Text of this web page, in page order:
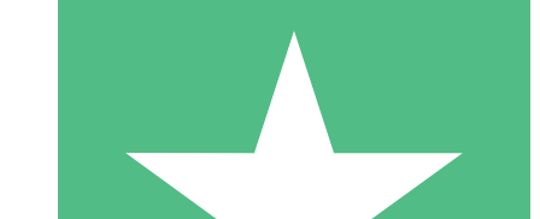
Paquetes de Créditos Individuales
Paga según el uso con créditos de descarga. Sin compromiso